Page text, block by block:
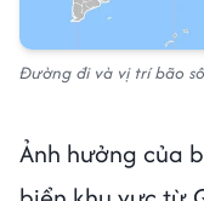
Đường đi và vị trí bão
Ảnh hưởng của